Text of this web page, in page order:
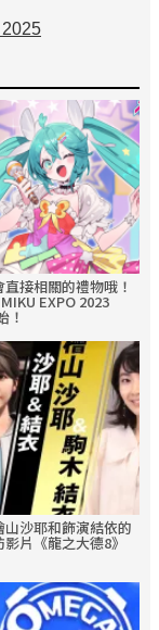
接相關的禮物哦！
EXPO 2023
！
沙耶和飾演結依的
片《龍之大德8》